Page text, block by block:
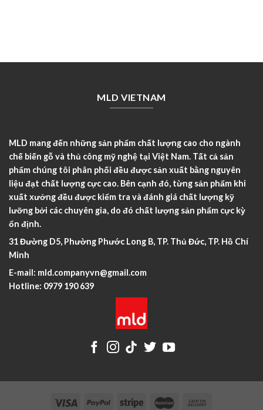
MLD VIETNAM
MLD mang đến những sản phẩm chất lượng cao cho ngành
chế biến gỗ và thủ công mỹ nghệ tại Việt Nam. Tất cả sản
phẩm chúng tôi phân phối đều được sản xuất bằng nguyên
liệu đạt chất lượng cực cao. Bên cạnh đó, từng sản phẩm khi
xuất xưởng đều được kiểm tra và đánh giá chất lượng kỹ
lưỡng bởi các chuyên gia, do đó chất lượng sản phẩm cực kỳ
ổn định.
31 Đường D5, Phường Phước Long B, TP. Thủ Đức, TP. Hồ Chí
Minh
E-mail: mld.companyvn@gmail.com
Hotline: 0979 190 639